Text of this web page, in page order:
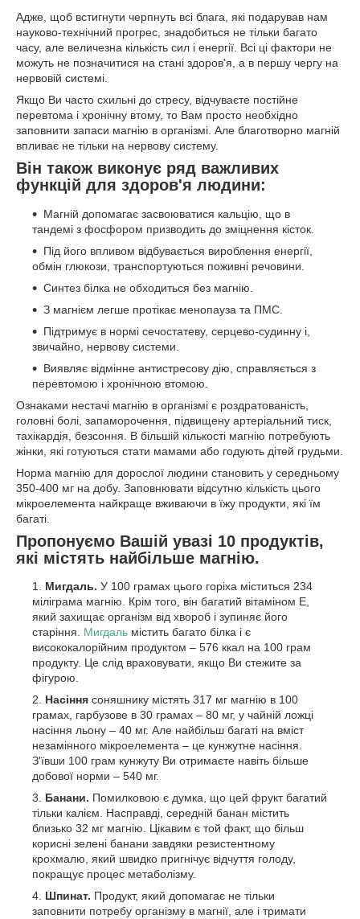
Адже, щоб встигнути черпнуть всі блага, які подарував нам
науково-технічний прогрес, знадобиться не тільки багато
часу, але величезна кількість сил і енергії. Всі ці фактори не
можуть не позначитися на стані здоров'я, а в першу чергу на
нервовій системі.
Якщо Ви часто схильні до стресу, відчуваєте постійне
перевтома і хронічну втому, то Вам просто необхідно
заповнити запаси магнію в організмі. Але благотворно магній
впливає не тільки на нервову систему.
Він також виконує ряд важливих
функцій для здоров'я людини:
Магній допомагає засвоюватися кальцію, що в
тандемі з фосфором призводить до зміцнення кісток.
Під його впливом відбувається вироблення енергії,
обмін глюкози, транспортуються поживні речовини.
Синтез білка не обходиться без магнію.
З магнієм легше протікає менопауза та ПМС.
Підтримує в нормі сечостатеву, серцево-судинну і,
звичайно, нервову системи.
Виявляє відмінне антистресову дію, справляється з
перевтомою і хронічною втомою.
Ознаками нестачі магнію в організмі є роздратованість,
головні болі, запаморочення, підвищену артеріальний тиск,
тахікардія, безсоння. В більшій кількості магнію потребують
жінки, які готуються стати мамами або годують дітей грудьми.
Норма магнію для дорослої людини становить у середньому
350-400 мг на добу. Заповнювати відсутню кількість цього
мікроелемента найкраще вживаючи в їжу продукти, які їм
багаті.
Пропонуємо Вашій увазі 10 продуктів,
які містять найбільше магнію.
Мигдаль. У 100 грамах цього горіха міститься 234
міліграма магнію. Крім того, він багатий вітаміном Е,
який захищає організм від хвороб і зупиняє його
старіння. Мигдаль містить багато білка і є
висококалорійним продуктом – 576 ккал на 100 грам
продукту. Це слід враховувати, якщо Ви стежите за
фігурою.
Насіння соняшнику містять 317 мг магнію в 100
грамах, гарбузове в 30 грамах – 80 мг, у чайній ложці
насіння льону – 40 мг. Але найбільш багаті на вміст
незамінного мікроелемента – це кунжутне насіння.
З'ївши 100 грам кунжуту Ви отримаєте навіть більше
добової норми – 540 мг.
Банани. Помилковою є думка, що цей фрукт багатий
тільки калієм. Насправді, середній банан містить
близько 32 мг магнію. Цікавим є той факт, що більш
корисні зелені банани завдяки резистентному
крохмалю, який швидко пригнічує відчуття голоду,
покращує процес метаболізму.
Шпинат. Продукт, який допомагає не тільки
заповнити потребу організму в магнії, але і тримати